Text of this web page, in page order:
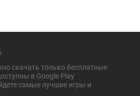
скачать только бесплатные
в Google Play
самые лучшие игры и